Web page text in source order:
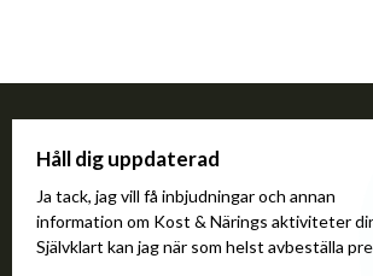
Håll dig uppdaterad
Ja tack, jag vill få inbjudningar och annan
information om Kost & Närings aktiviteter
Självklart kan jag när som helst avbeställa